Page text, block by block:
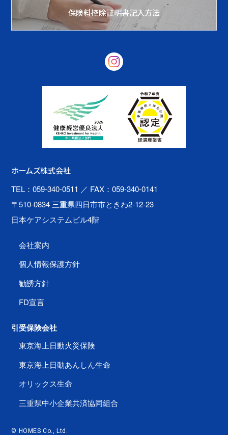
保険料控除証明書記入方法
ホームズ株式会社
TEL：059-340-0511 ／ FAX：059-340-0141
〒510-0834 三重県四日市市ときわ2-12-23
日本ケアシステムビル4階
会社案内
個人情報保護方針
勧誘方針
FD宣言
引受保険会社
東京海上日動火災保険
東京海上日動あんしん生命
オリックス生命
三重県中小企業共済協同組合
© HOMES Co., Ltd.